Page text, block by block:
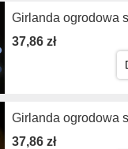
Girlanda ogrodowa
37,86 zł
Girlanda ogrodowa
37,86 zł